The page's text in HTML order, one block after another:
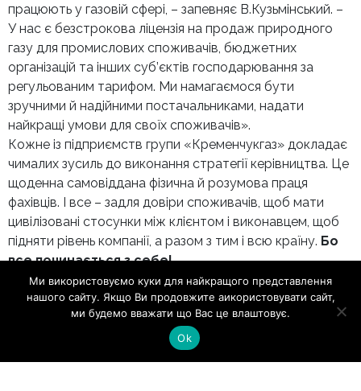
працюють у газовій сфері, – запевняє В.Кузьмінський. –
У нас є безстрокова ліцензія на продаж природного
газу для промислових споживачів, бюджетних
організацій та інших суб’єктів господарювання за
регульованим тарифом. Ми намагаємося бути
зручними й надійними постачальниками, надати
найкращі умови для своїх споживачів».
Кожне із підприємств групи «Кременчукгаз» докладає
чималих зусиль до виконання стратегії керівництва. Це
щоденна самовіддана фізична й розумова праця
фахівців. І все – задля довіри споживачів, щоб мати
цивілізовані стосунки між клієнтом і виконавцем, щоб
підняти рівень компанії, а разом з тим і всю країну. Бо
все починається з себе!
Ми використовуємо куки для найкращого представлення
нашого сайту. Якщо Ви продовжите аикористовувати сайт,
ми будемо вважати що Вас це влаштовує.
Ok